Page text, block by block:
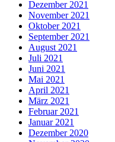
Dezember 2021
November 2021
Oktober 2021
September 2021
August 2021
Juli 2021
Juni 2021
Mai 2021
April 2021
März 2021
Februar 2021
Januar 2021
Dezember 2020